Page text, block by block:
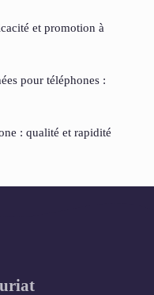
et promotion à
pour téléphones :
: qualité et rapidité